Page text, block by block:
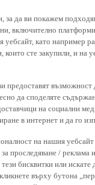
за да ви покажем
включително
като например
които сте закупили, и
предоставят
да споделяте
на социални
в интернет и да го
на нашия
проследяване /
бисквитки или
върху бутона